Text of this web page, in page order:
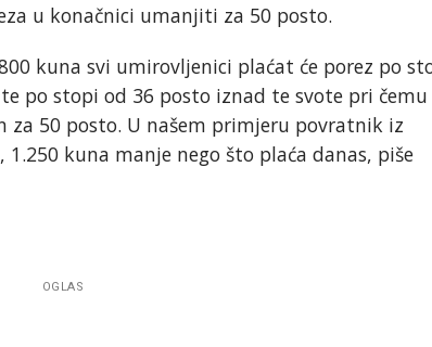
u konačnici umanjiti za 50 posto.
kuna svi umirovljenici plaćat će porez po
po stopi od 36 posto iznad te svote pri čemu
50 posto. U našem primjeru povratnik iz
1.250 kuna manje nego što plaća danas, piše
OGLAS